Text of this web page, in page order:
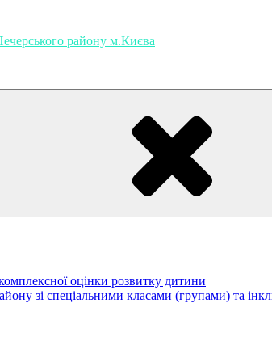
району м.Києва
оцінки розвитку дитини
зі спеціальними класами (групами) та